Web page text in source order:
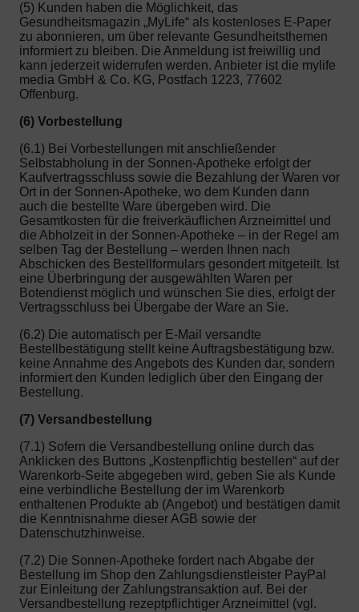
(5) Kunden haben die Möglichkeit, das
Gesundheitsmagazin „MyLife“ als kostenloses E-Paper
zu abonnieren, um über relevante Gesundheitsthemen
informiert zu bleiben. Die Anmeldung ist freiwillig und
kann jederzeit widerrufen werden. Anbieter ist die mylife
media GmbH & Co. KG, Postfach 1223, 77602
Offenburg.
(6) Vorbestellung
(6.1) Bei Vorbestellungen mit anschließender
Selbstabholung in der Sonnen-Apotheke erfolgt der
Kaufvertragsschluss sowie die Bezahlung der Waren vor
Ort in der Sonnen-Apotheke, wo dem Kunden dann
auch die bestellte Ware übergeben wird. Die
Gesamtkosten für die freiverkäuflichen Arzneimittel und
die Abholzeit in der Sonnen-Apotheke – in der Regel am
selben Tag der Bestellung – werden Ihnen nach
Abschicken des Bestellformulars gesondert mitgeteilt. Ist
eine Überbringung der ausgewählten Waren per
Botendienst möglich und wünschen Sie dies, erfolgt der
Vertragsschluss bei Übergabe der Ware an Sie.
(6.2) Die automatisch per E-Mail versandte
Bestellbestätigung stellt keine Auftragsbestätigung bzw.
keine Annahme des Angebots des Kunden dar, sondern
informiert den Kunden lediglich über den Eingang der
Bestellung.
(7) Versandbestellung
(7.1) Sofern die Versandbestellung online durch das
Anklicken des Buttons „Kostenpflichtig bestellen“ auf der
Warenkorb-Seite abgegeben wird, geben Sie als Kunde
eine verbindliche Bestellung der im Warenkorb
enthaltenen Produkte ab (Angebot) und bestätigen damit
die Kenntnisnahme dieser AGB sowie der
Datenschutzhinweise.
(7.2) Die Sonnen-Apotheke fordert nach Abgabe der
Bestellung im Shop den Zahlungsdienstleister PayPal
zur Einleitung der Zahlungstransaktion auf. Bei der
Versandbestellung rezeptpflichtiger Arzneimittel (vgl.